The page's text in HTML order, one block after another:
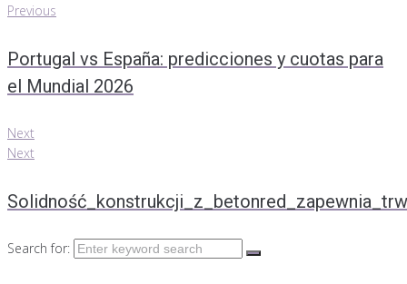
Previous
Portugal vs España: predicciones y cuotas para
el Mundial 2026
Next
Next
Search for: